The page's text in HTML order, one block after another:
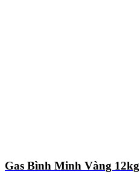
Gas Bình Minh Vàng 12kg